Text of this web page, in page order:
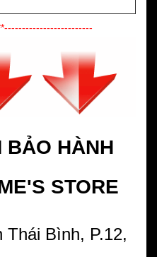
BẢO HÀNH
STORE
Thái Bình, P.12,